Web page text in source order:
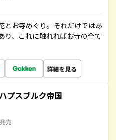
とお寺めぐり。それだけではあ
り、これに触れればお寺の全て
詳細を見る
プスブルク帝国
売